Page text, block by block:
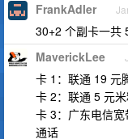
FrankAdler
30+2 个副卡一共
MaverickLee
卡 1：联通 19 元
卡 2：联通 5 元
卡 3：广东电信
通话